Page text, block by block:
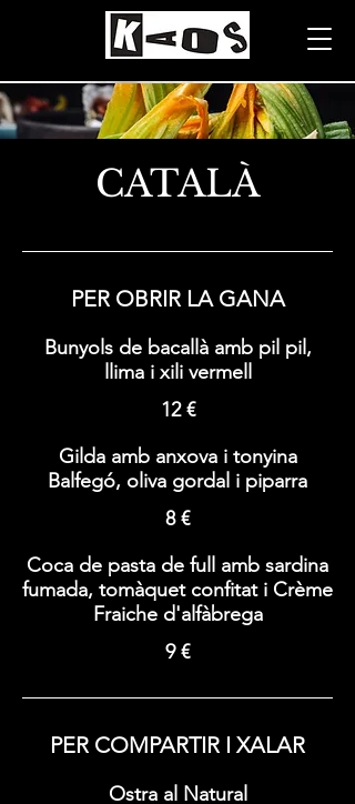
CATALÀ
PER OBRIR LA GANA
Bunyols de bacallà amb pil pil,
llima i xili vermell
12 €
Gilda amb anxova i tonyina
Balfegó, oliva gordal i piparra
8 €
Coca de pasta de full amb sardina
fumada, tomàquet confitat i Crème
Fraiche d'alfàbrega
9 €
PER COMPARTIR I XALAR
Ostra al Natural